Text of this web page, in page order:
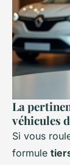
La
véhicules
Si vous
formule